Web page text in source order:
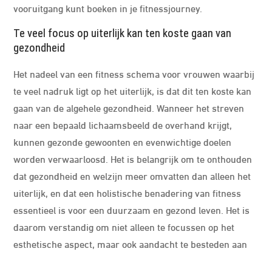
vooruitgang kunt boeken in je fitnessjourney.
Te veel focus op uiterlijk kan ten koste gaan van
gezondheid
Het nadeel van een fitness schema voor vrouwen waarbij
te veel nadruk ligt op het uiterlijk, is dat dit ten koste kan
gaan van de algehele gezondheid. Wanneer het streven
naar een bepaald lichaamsbeeld de overhand krijgt,
kunnen gezonde gewoonten en evenwichtige doelen
worden verwaarloosd. Het is belangrijk om te onthouden
dat gezondheid en welzijn meer omvatten dan alleen het
uiterlijk, en dat een holistische benadering van fitness
essentieel is voor een duurzaam en gezond leven. Het is
daarom verstandig om niet alleen te focussen op het
esthetische aspect, maar ook aandacht te besteden aan